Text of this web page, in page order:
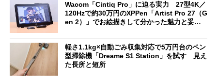
ut」が明...
Wacom「Cintiq Pro」に迫る実力 27型4K／
120Hzで約30万円のXPPen「Artist Pro 27（G
en 2）」でお絵描きして分かった魅力と妥協
軽さ1.1kg×自動ごみ収集対応で5万円台のペン
型掃除機「Dreame S1 Station」を試す 見え
た長所と短所